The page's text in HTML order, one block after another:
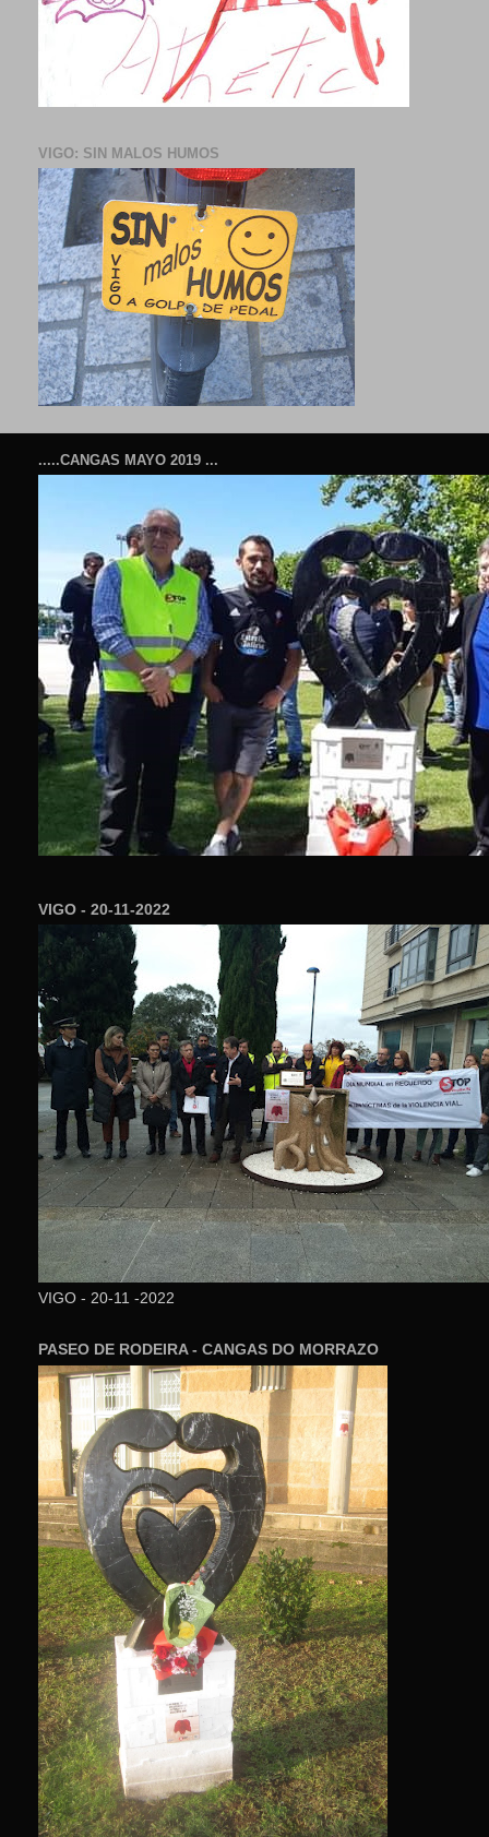
VIGO: SIN MALOS HUMOS
.....CANGAS MAYO 2019 ...
VIGO - 20-11-2022
VIGO - 20-11 -2022
PASEO DE RODEIRA - CANGAS DO MORRAZO